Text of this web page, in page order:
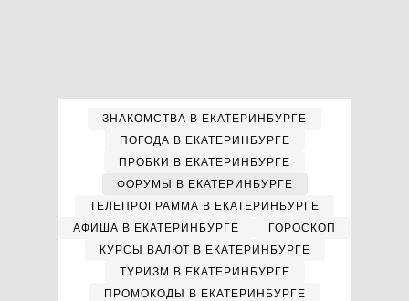
ЗНАКОМСТВА В ЕКАТЕРИНБУРГЕ
ПОГОДА В ЕКАТЕРИНБУРГЕ
ПРОБКИ В ЕКАТЕРИНБУРГЕ
ФОРУМЫ В ЕКАТЕРИНБУРГЕ
ТЕЛЕПРОГРАММА В ЕКАТЕРИНБУРГЕ
АФИША В ЕКАТЕРИНБУРГЕ
ГОРОСКОП
КУРСЫ ВАЛЮТ В ЕКАТЕРИНБУРГЕ
ТУРИЗМ В ЕКАТЕРИНБУРГЕ
ПРОМОКОДЫ В ЕКАТЕРИНБУРГЕ